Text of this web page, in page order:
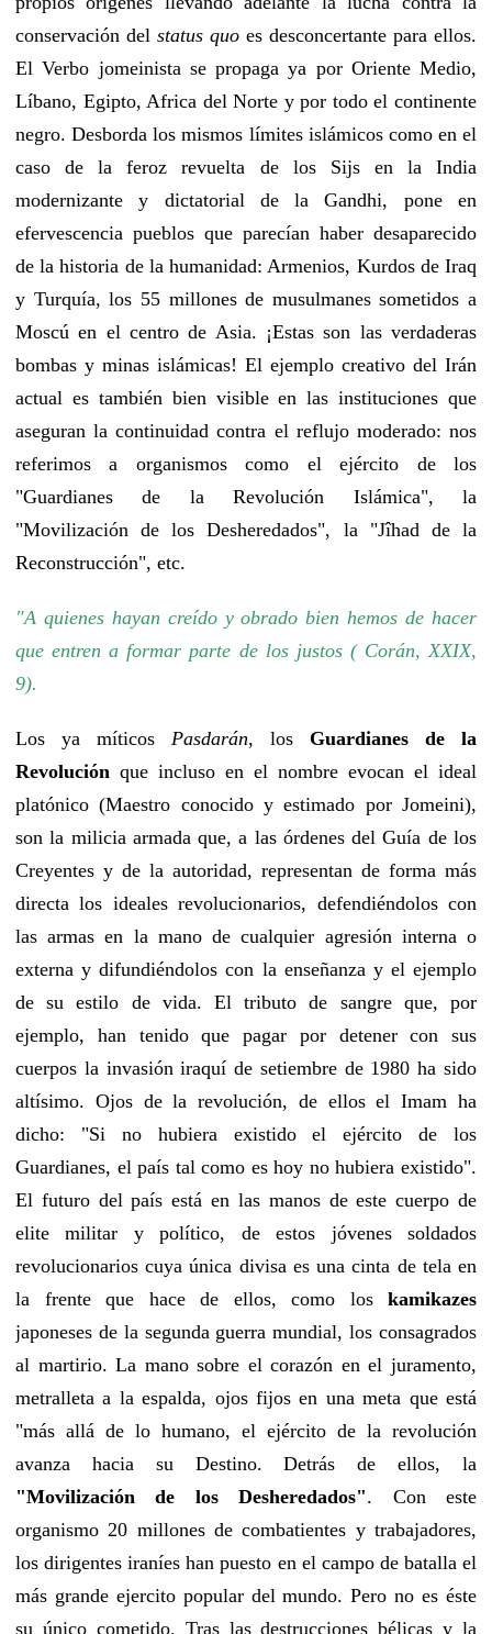
conservación del status quo es desconcertante para ellos.
El Verbo jomeinista se propaga ya por Oriente Medio,
Líbano, Egipto, Africa del Norte y por todo el continente
negro. Desborda los mismos límites islámicos como en el
caso de la feroz revuelta de los Sijs en la India
modernizante y dictatorial de la Gandhi, pone en
efervescencia pueblos que parecían haber desaparecido
de la historia de la humanidad: Armenios, Kurdos de Iraq
y Turquía, los 55 millones de musulmanes sometidos a
Moscú en el centro de Asia. ¡Estas son las verdaderas
bombas y minas islámicas! El ejemplo creativo del Irán
actual es también bien visible en las instituciones que
aseguran la continuidad contra el reflujo moderado: nos
referimos a organismos como el ejército de los
"Guardianes de la Revolución Islámica", la
"Movilización de los Desheredados", la "Jîhad de la
Reconstrucción", etc.
"A quienes hayan creído y obrado bien hemos de hacer
que entren a formar parte de los justos ( Corán, XXIX,
9).
Los ya míticos Pasdarán, los Guardianes de la
Revolución que incluso en el nombre evocan el ideal
platónico (Maestro conocido y estimado por Jomeini),
son la milicia armada que, a las órdenes del Guía de los
Creyentes y de la autoridad, representan de forma más
directa los ideales revolucionarios, defendiéndolos con
las armas en la mano de cualquier agresión interna o
externa y difundiéndolos con la enseñanza y el ejemplo
de su estilo de vida. El tributo de sangre que, por
ejemplo, han tenido que pagar por detener con sus
cuerpos la invasión iraquí de setiembre de 1980 ha sido
altísimo. Ojos de la revolución, de ellos el Imam ha
dicho: "Si no hubiera existido el ejército de los
Guardianes, el país tal como es hoy no hubiera existido".
El futuro del país está en las manos de este cuerpo de
elite militar y político, de estos jóvenes soldados
revolucionarios cuya única divisa es una cinta de tela en
la frente que hace de ellos, como los kamikazes
japoneses de la segunda guerra mundial, los consagrados
al martirio. La mano sobre el corazón en el juramento,
metralleta a la espalda, ojos fijos en una meta que está
"más allá de lo humano, el ejército de la revolución
avanza hacia su Destino. Detrás de ellos, la
"Movilización de los Desheredados". Con este
organismo 20 millones de combatientes y trabajadores,
los dirigentes iraníes han puesto en el campo de batalla el
más grande ejercito popular del mundo. Pero no es éste
su único cometido. Tras las destrucciones bélicas y la